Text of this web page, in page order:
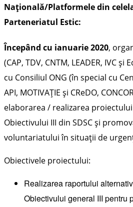
Națională/Platformele din
Parteneriatul Estic:
Începând cu ianuarie 2020,
(CAP, TDV, CNTM, LEADER, IVC și
cu Consiliul ONG (în special cu
API, MOTIVAȚIE și CReDO,
elaborarea / realizarea
Obiectivului III din SDSC și
voluntariatului în situații de
Obiectivele proiectului:
Realizarea raportului
Obiectivului general III pentru